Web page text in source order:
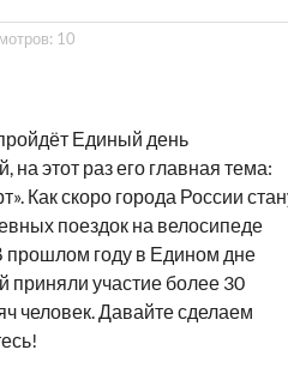
10
Единый день
на этот раз его главная тема:
Как скоро города России
поездок на велосипеде
прошлом году в Едином дне
приняли участие более 30
человек. Давайте сделаем